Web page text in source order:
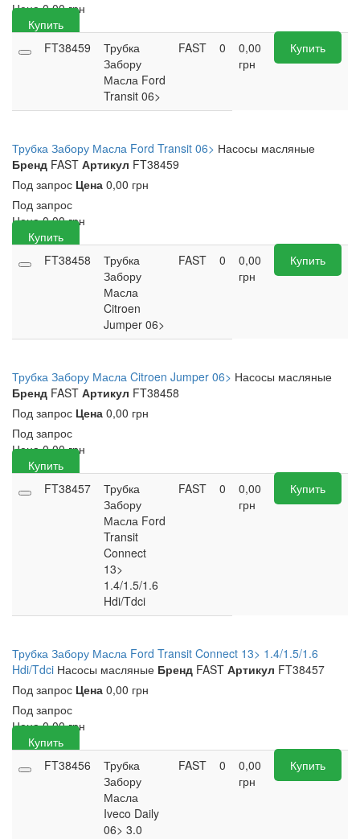
Цена 0,00грн
Купить
FT38459
Трубка
Забору
Масла Ford
Transit 06>
FAST 0
0,00
грн
Купить
Трубка Забору Масла Ford Transit 06> Насосы масляные
Бренд FAST Артикул FT38459
Под запрос Цена 0,00 грн
Под запрос
Цена 0,00грн
Купить
FT38458
Трубка
Забору
Масла
Citroen
Jumper 06>
FAST 0
0,00
грн
Купить
Трубка Забору Масла Citroen Jumper 06> Насосы масляные
Бренд FAST Артикул FT38458
Под запрос Цена 0,00 грн
Под запрос
Цена 0,00грн
Купить
FT38457
Трубка
Забору
Масла Ford
Transit
Connect
13>
1.4/1.5/1.6
Hdi/Tdci
FAST 0
0,00
грн
Купить
Трубка Забору Масла Ford Transit Connect 13> 1.4/1.5/1.6
Hdi/Tdci Насосы масляные Бренд FAST Артикул FT38457
Под запрос Цена 0,00 грн
Под запрос
Цена 0,00грн
Купить
FT38456
Трубка
Забору
Масла
Iveco Daily
06> 3.0
FAST 0
0,00
грн
Купить